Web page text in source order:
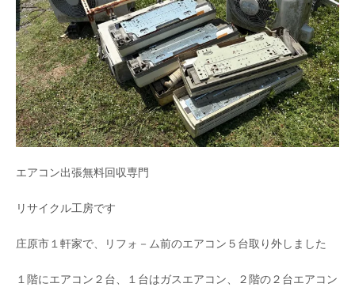
エアコン出張無料回収専門
リサイクル工房です
庄原市１軒家で、リフォ－ム前のエアコン５台取り外しました
１階にエアコン２台、１台はガスエアコン、２階の２台エアコン